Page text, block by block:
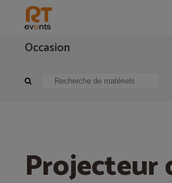
Occasion
Eclairage Effets, fumée, brouillard
Projecteur